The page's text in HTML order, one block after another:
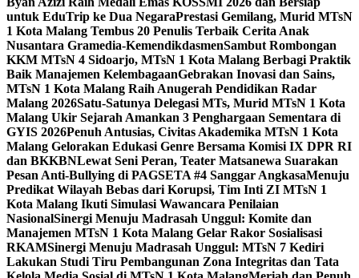
untuk EduTrip ke Dua NegaraPrestasi Gemilang, Murid MTsN
1 Kota Malang Tembus 20 Penulis Terbaik Cerita Anak
Nusantara Gramedia-KemendikdasmenSambut Rombongan
KKM MTsN 4 Sidoarjo, MTsN 1 Kota Malang Berbagi Praktik
Baik Manajemen KelembagaanGebrakan Inovasi dan Sains,
MTsN 1 Kota Malang Raih Anugerah Pendidikan Radar
Malang 2026Satu-Satunya Delegasi MTs, Murid MTsN 1 Kota
Malang Ukir Sejarah Amankan 3 Penghargaan Sementara di
GYIS 2026Penuh Antusias, Civitas Akademika MTsN 1 Kota
Malang Gelorakan Edukasi Genre Bersama Komisi IX DPR RI
dan BKKBNLewat Seni Peran, Teater Matsanewa Suarakan
Pesan Anti-Bullying di PAGSETA #4 Sanggar AngkasaMenuju
Predikat Wilayah Bebas dari Korupsi, Tim Inti ZI MTsN 1
Kota Malang Ikuti Simulasi Wawancara Penilaian
NasionalSinergi Menuju Madrasah Unggul: Komite dan
Manajemen MTsN 1 Kota Malang Gelar Rakor Sosialisasi
RKAMSinergi Menuju Madrasah Unggul: MTsN 7 Kediri
Lakukan Studi Tiru Pembangunan Zona Integritas dan Tata